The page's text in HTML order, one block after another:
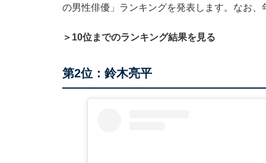
の男性俳優」ランキングを発表します。なお
＞10位までのランキング結果を見る
第2位：鈴木亮平